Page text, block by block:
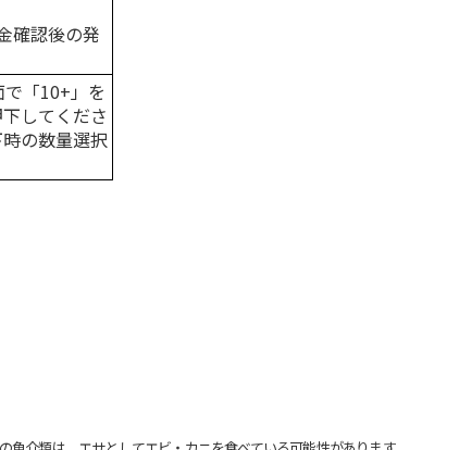
確認後の発
「10+」を
してくださ
の数量選択